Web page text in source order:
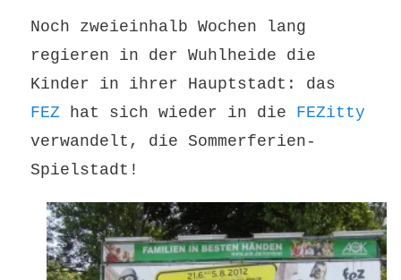
Noch zweieinhalb Wochen lang
regieren in der Wuhlheide die
Kinder in ihrer Hauptstadt: das
FEZ hat sich wieder in die FEZitty
verwandelt, die Sommerferien-
Spielstadt!